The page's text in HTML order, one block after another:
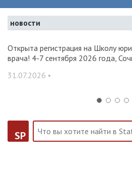
новости
Открыта регистрация на Школу
врача! 4-7 сентября 2026 года,
31.07.2026 •
SP